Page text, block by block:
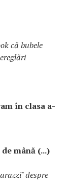
că bubele
în clasa a-
mână (...)
despre